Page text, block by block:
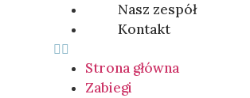
Nasz zespół
Kontakt
Strona główna
Zabiegi